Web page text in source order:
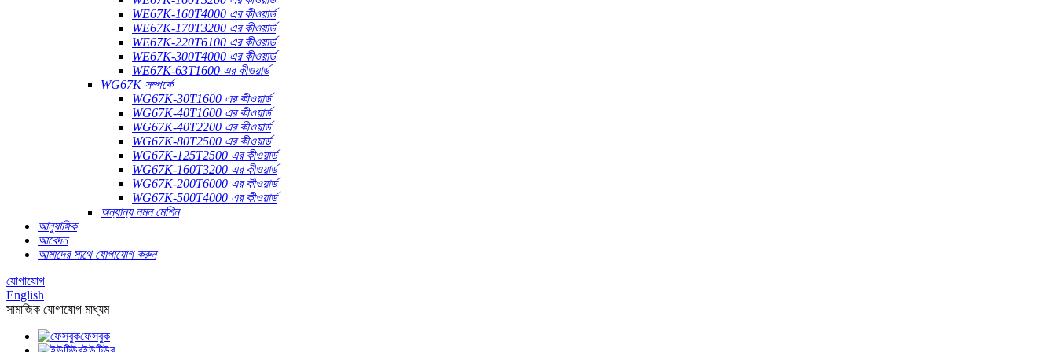
WE67K-160T4000 এর কীওয়ার্ড
WE67K-170T3200 এর কীওয়ার্ড
WE67K-220T6100 এর কীওয়ার্ড
WE67K-300T4000 এর কীওয়ার্ড
WE67K-63T1600 এর কীওয়ার্ড
WG67K সম্পর্কে
WG67K-30T1600 এর কীওয়ার্ড
WG67K-40T1600 এর কীওয়ার্ড
WG67K-40T2200 এর কীওয়ার্ড
WG67K-80T2500 এর কীওয়ার্ড
WG67K-125T2500 এর কীওয়ার্ড
WG67K-160T3200 এর কীওয়ার্ড
WG67K-200T6000 এর কীওয়ার্ড
WG67K-500T4000 এর কীওয়ার্ড
অন্যান্য নমন মেশিন
আনুষাঙ্গিক
আবেদন
আমাদের সাথে যোগাযোগ করুন
যোগাযোগ
English
সামাজিক যোগাযোগ মাধ্যম
ফেসবুক